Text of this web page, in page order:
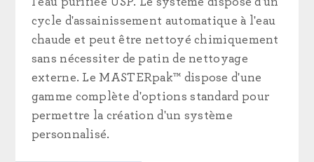
cycle d'assainissement automatique à l'eau
chaude et peut être nettoyé chimiquement
sans nécessiter de patin de nettoyage
externe. Le MASTERpak™ dispose d'une
gamme complète d'options standard pour
permettre la création d'un système
personnalisé.